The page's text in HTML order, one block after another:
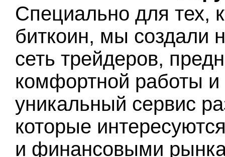
Специально для тех,
биткоин, мы создали
сеть трейдеров,
комфортной работы
уникальный сервис
которые
и финансовыми